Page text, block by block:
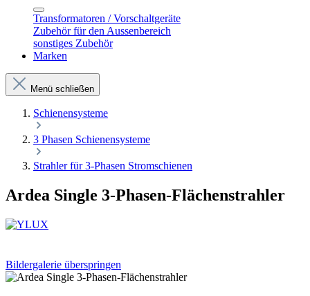
Transformatoren / Vorschaltgeräte
Zubehör für den Aussenbereich
sonstiges Zubehör
Marken
Menü schließen
Schienensysteme
3 Phasen Schienensysteme
Strahler für 3-Phasen Stromschienen
Ardea Single 3-Phasen-Flächenstrahler
Bildergalerie überspringen